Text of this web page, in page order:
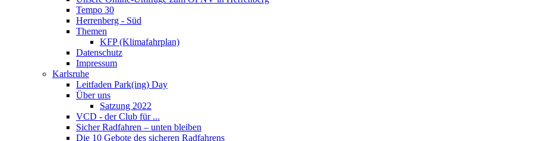
Tempo 30
Herrenberg - Süd
Themen
KFP (Klimafahrplan)
Datenschutz
Impressum
Karlsruhe
Leitfaden Park(ing) Day
Über uns
Satzung 2022
VCD - der Club für ...
Sicher Radfahren – unten bleiben
Die 10 Gebote des sicheren Radfahrens